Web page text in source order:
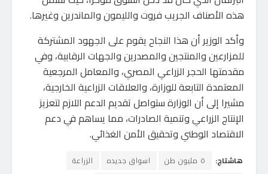
هذه الأصناف الجريب فروت والليمون والماندرين وغيرها.
وأكد الوزير أن هذا النجاح يقوم على الجهود المشتركة
للمزارعين والمنتجين والمصدرين والجهات الرقابية، وفي
مقدمتها الحجر الزراعي المصري، والمعامل المرجعية
المعتمدة التابعة للوزارة، والعلاقات الزراعية الخارجية،
مشيرا إلى أن الوزارة ستواصل تقديم الدعم اللازم لتعزيز
الإنتاج الزراعي وتنمية الصادرات، مما يساهم في دعم
الاقتصاد الوطني وتحقيق الأمن الغذائي.
هاشتاج: ٥ مليون طن اسواق جديده
الزراعة